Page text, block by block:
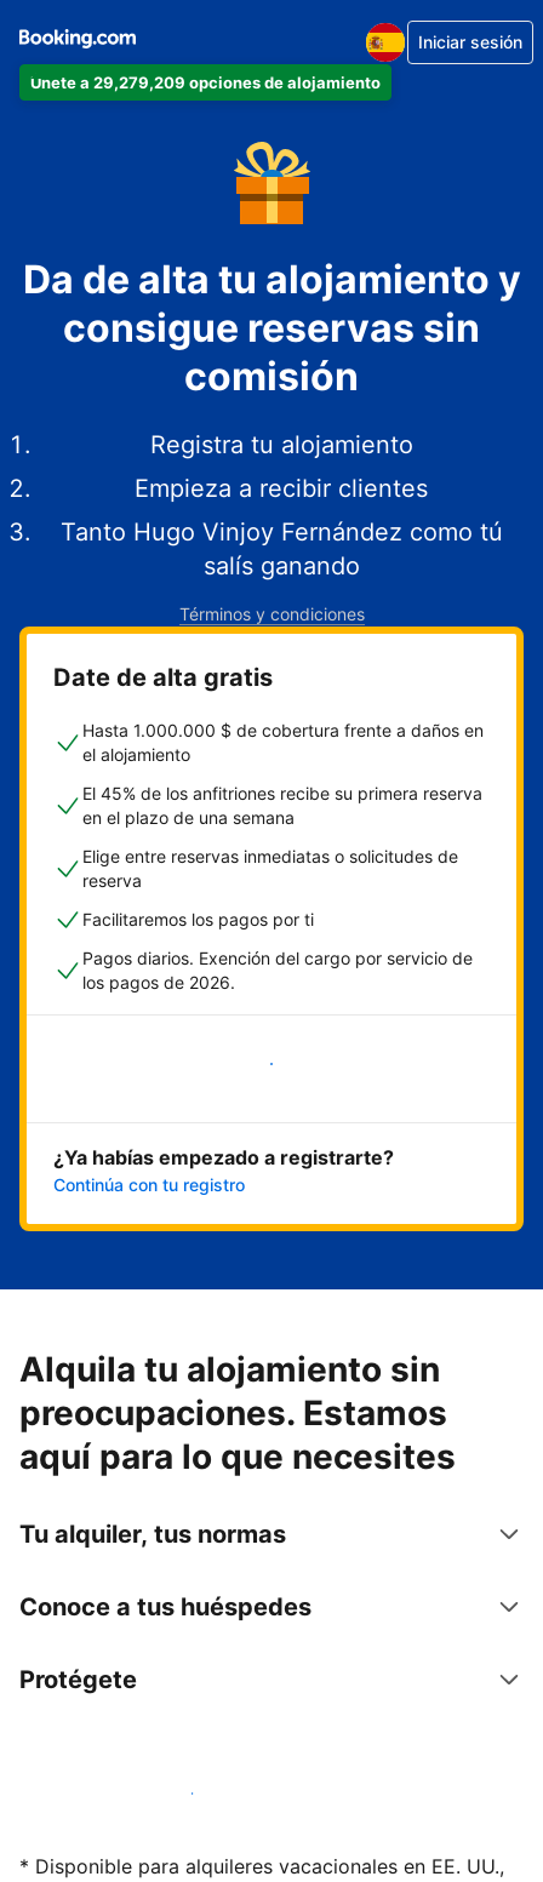
Únete a 29,279,209 opciones de alojamiento
Iniciar sesión
Da de alta tu alojamiento y
consigue reservas sin
comisión
Registra tu alojamiento
Empieza a recibir clientes
Tanto Hugo Vinjoy Fernández como tú
salís ganando
Términos y condiciones
Date de alta gratis
Hasta 1.000.000 $ de cobertura frente a daños en
el alojamiento
El 45% de los anfitriones recibe su primera reserva
en el plazo de una semana
Elige entre reservas inmediatas o solicitudes de
reserva
Facilitaremos los pagos por ti
Pagos diarios. Exención del cargo por servicio de
los pagos de 2026.
Empieza ahora
¿Ya habías empezado a registrarte?
Continúa con tu registro
Alquila tu alojamiento sin
preocupaciones. Estamos
aquí para lo que necesites
Tu alquiler, tus normas
Conoce a tus huéspedes
Protégete
Alquila tu alojamiento hoy mismo
* Disponible para alquileres vacacionales en EE. UU.,